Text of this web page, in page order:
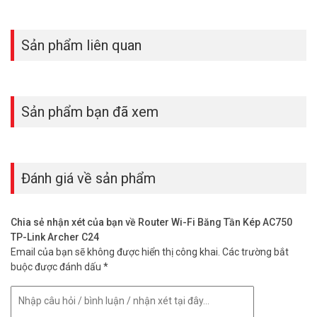
So sánh nhanh Archer C24 vs. Archer C54
thêm về Archer C54tại đây.
Tần Kép AC750 TP-Link Archer C24
– Cổng giao tiếp: 1× Cổng WAN 10/100 Mbps/ 4× Cổng LAN 10/100
Mbps
– Tốc độ WIFI: AC750
Sản phẩm liên quan
Sản phẩm bạn đã xem
Đánh giá về sản phẩm
Chia sẻ nhận xét của bạn về Router Wi-Fi Băng Tần Kép AC750
TP-Link Archer C24
Email của bạn sẽ không được hiển thị công khai. Các trường bắt
buộc được đánh dấu *